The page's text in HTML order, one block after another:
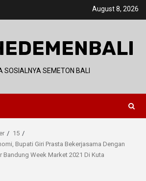
August 8, 2026
SOSIALNYA SEMETON BALI
15
Bupati Giri Prasta Bekerjasama Dengan
Bandung Week Market 2021 Di Kuta